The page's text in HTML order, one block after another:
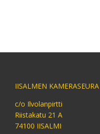
IISALMEN
c/o Ilvolanpirtti
Riistakatu 21 A
74100 IISALMI